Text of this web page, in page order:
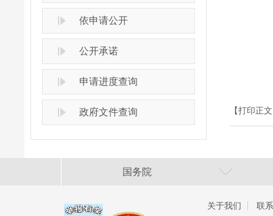
依申请公开
公开承诺
申请进度查询
政府文件查询 【打印正
国务院
关于我们
联